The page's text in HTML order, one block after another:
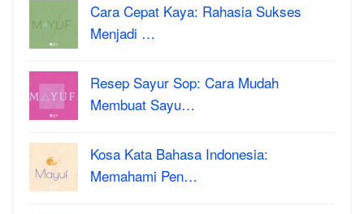
Cara Cepat Kaya: Rahasia Sukses
Menjadi …
Resep Sayur Sop: Cara Mudah
Membuat Sayu…
Kosa Kata Bahasa Indonesia:
Memahami Pen…